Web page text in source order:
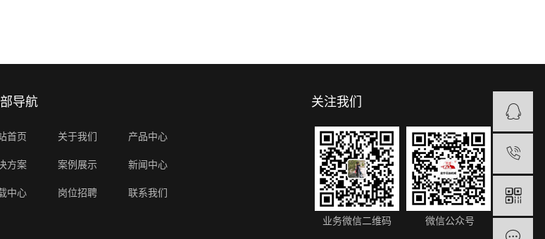
导航
首页 关于我们 产品中心
方案 案例展示 新闻中心
中心 岗位招聘 联系我们
关注我们
业务微信二维码 微信公众号